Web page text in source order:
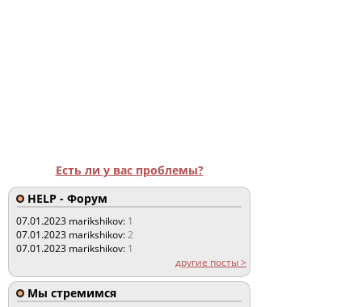
Есть ли у вас проблемы?
HELP - Форум
07.01.2023 marikshikov: 1
07.01.2023 marikshikov:2
07.01.2023 marikshikov: 1
другие посты >
Мы стремимся